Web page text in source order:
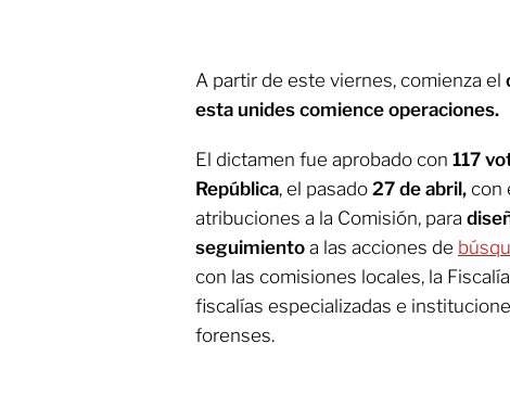
A partir de este viernes, comienza el
esta unides comience operaciones.
El dictamen fue aprobado con 117
República, el pasado 27 de abril, con
atribuciones a la Comisión, para
seguimiento a las acciones de
con las comisiones locales, la
fiscalías especializadas e
forenses.